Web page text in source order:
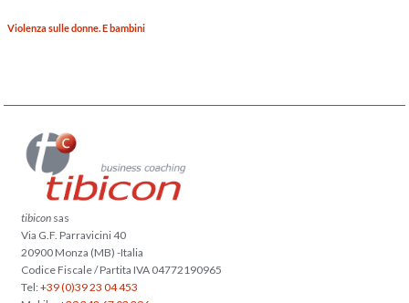
Violenza sulle donne. E bambini
tibicon sas
Via G.F. Parravicini 40
20900 Monza (MB) -Italia
Codice Fiscale / Partita IVA 04772190965
Tel:+39 (0)39 23 04 453